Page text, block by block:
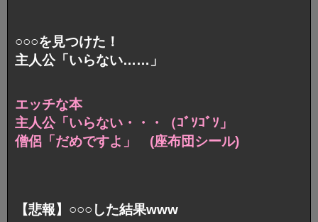
○○○を見つけた！
主人公「いらない……」
エッチな本
主人公「いらない・・・（ｺﾞｿｺﾞｿ」
僧侶「だめですよ」 (座布団シール)
【悲報】○○○した結果www